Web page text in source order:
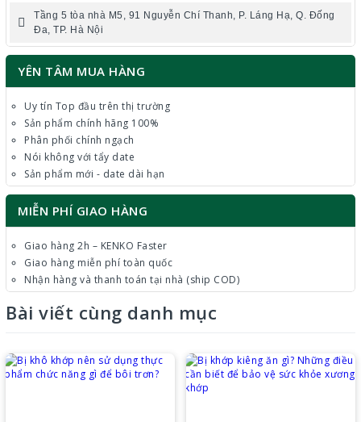
công dụng như:
Nuôi dưỡng sụn khớp:Hỗ trợ sức khỏe xương khớp,
chống lại các vấn đề về sức khỏe do tuổi tác gây nên,
bao gồm cả tình trạng viêm xương khớp.
Giảm viêm:Giảm viêm, tăng cường tái tạo sụn giúp sụn
hoạt động khỏe mạnh, bền vững.
Hỗ trợ khớp khỏe mạnh:
vào quá trình sản xuất dịch, sụn khớp giúp hỗ trợ phát
triển các mô giữa các khớp ở trong cơ thể. Bên cạnh đó,
một số nghiên cứu đã chỉ ra Viên uống bổ xương khớp
Glucosamine Orihiro bảo vệ mô khớp bằng việc làm chậm
quá trình thoái hóa của sụn.
Điều trị rối loạn xương, khớp: Gluocosamine giống
như một chất bổ sung có tác dụng hỗ trợ điều trị những
vấn đề về xương, khớp như: Viêm khớp dạng thấp, loãng
Tầng 5 tòa nhà M5, 91 Nguyễn Chí Thanh, P. Láng Hạ, Q. Đống
Đa, TP. Hà Nội
YÊN TÂM MUA HÀNG
Uy tín Top đầu trên thị trường
Sản phẩm chính hãng 100%
Phân phối chính ngạch
Nói không với tẩy date
Sản phẩm mới - date dài hạn
MIỄN PHÍ GIAO HÀNG
Giao hàng 2h – KENKO Faster
Giao hàng miễn phí toàn quốc
Nhận hàng và thanh toán tại nhà (ship COD)
Bài viết cùng danh mục